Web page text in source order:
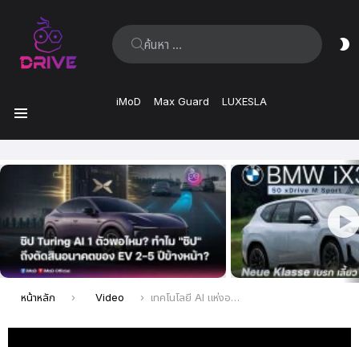
ค้นหา:
iMoD Max Guard LUXESLA
ล่าสุด
คุณอยู่ที่นี่:
หน้าหลัก Video เทคโนโลยี AI แห่งอนาคตใน Zeekr 9X กับการสร้างมาตรฐานใหม่แห่งความปลอดภัยและเสถียรภาพ